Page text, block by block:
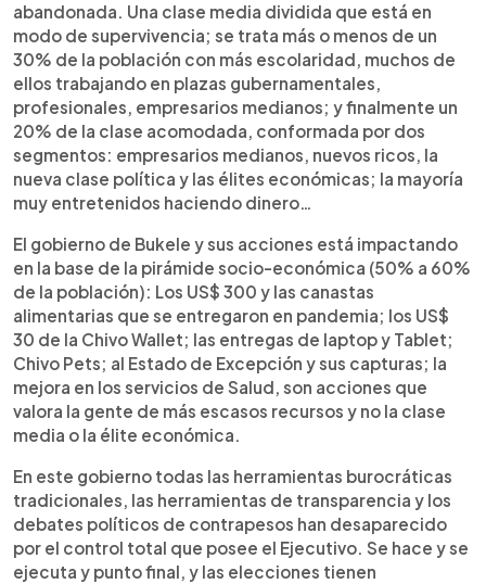
abandonada. Una clase media dividida que está en
modo de supervivencia; se trata más o menos de un
30% de la población con más escolaridad, muchos de
ellos trabajando en plazas gubernamentales,
profesionales, empresarios medianos; y finalmente un
20% de la clase acomodada, conformada por dos
segmentos: empresarios medianos, nuevos ricos, la
nueva clase política y las élites económicas; la mayoría
muy entretenidos haciendo dinero…
El gobierno de Bukele y sus acciones está impactando
en la base de la pirámide socio-económica (50% a 60%
de la población): Los US$ 300 y las canastas
alimentarias que se entregaron en pandemia; los US$
30 de la Chivo Wallet; las entregas de laptop y Tablet;
Chivo Pets; al Estado de Excepción y sus capturas; la
mejora en los servicios de Salud, son acciones que
valora la gente de más escasos recursos y no la clase
media o la élite económica.
En este gobierno todas las herramientas burocráticas
tradicionales, las herramientas de transparencia y los
debates políticos de contrapesos han desaparecido
por el control total que posee el Ejecutivo. Se hace y se
ejecuta y punto final, y las elecciones tienen